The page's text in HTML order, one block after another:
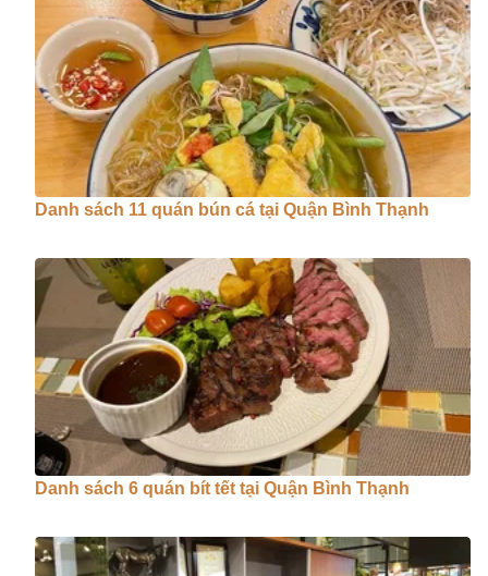
Danh sách 11 quán bún cá tại Quận Bình Thạnh
Danh sách 6 quán bít tết tại Quận Bình Thạnh